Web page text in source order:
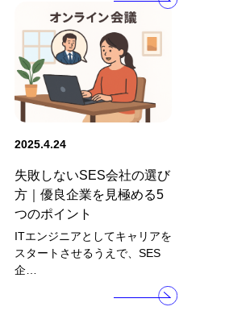
2025.4.24
失敗しないSES会社の選び
方｜優良企業を見極める5
つのポイント
ITエンジニアとしてキャリアを
スタートさせるうえで、SES
企…